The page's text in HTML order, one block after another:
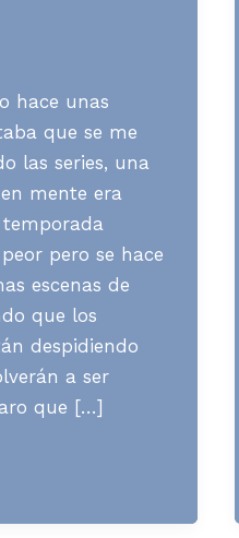
hace unas
que se me
las series, una
mente era
temporada
pero se hace
escenas de
que los
despidiendo
a ser
que […]